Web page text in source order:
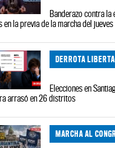
Banderazo contra la
en la previa de la marcha del
DERROTA
Elecciones en
arrasó en 26 distritos
MARCHA AL